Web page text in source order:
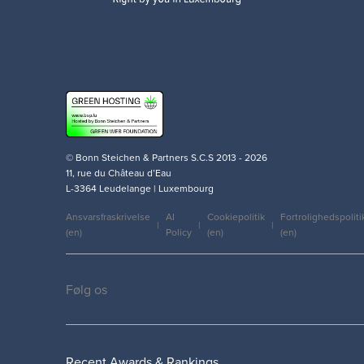
© Bonn Steichen & Partners S.C.S 2013 - 2026
11, rue du Château d’Eau
L-3364 Leudelange | Luxembourg
Legal
Ansvarsfraskrivelse
(en)
AI
Policy
Cookiepolitik
(en)
(en)
Social
medias
Følg os